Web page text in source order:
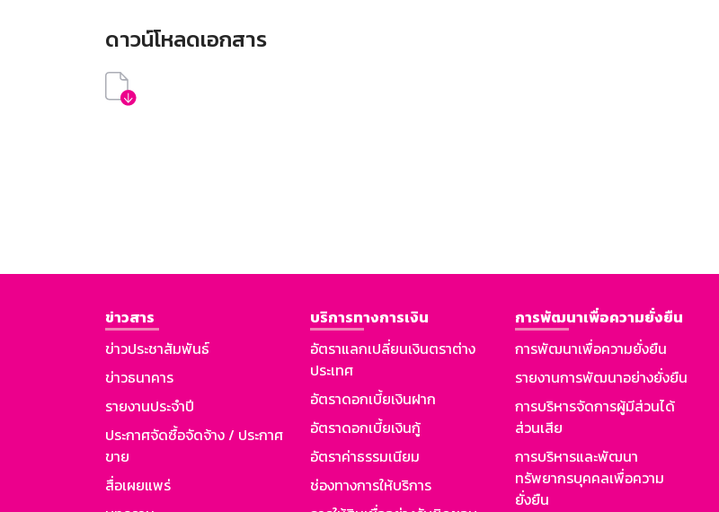
ดาวน์โหลดเอกสาร
ข่าวสาร
ข่าวประชาสัมพันธ์
ข่าวธนาคาร
รายงานประจำปี
ประกาศจัดซื้อจัดจ้าง / ประกาศ
ขาย
สื่อเผยแพร่
บริการทางการเงิน
อัตราแลกเปลี่ยนเงินตราต่าง
ประเทศ
อัตราดอกเบี้ยเงินฝาก
อัตราดอกเบี้ยเงินกู้
อัตราค่าธรรมเนียม
ช่องทางการให้บริการ
การพัฒนาเพื่อความยั่งยืน
การพัฒนาเพื่อความยั่งยืน
รายงานการพัฒนาอย่างยั่งยืน
การบริหารจัดการผู้มีส่วนได้
ส่วนเสีย
การบริหารและพัฒนา
ทรัพยากรบุคคลเพื่อความ
ยั่งยืน